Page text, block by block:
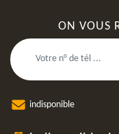
ON VOUS
indisponible